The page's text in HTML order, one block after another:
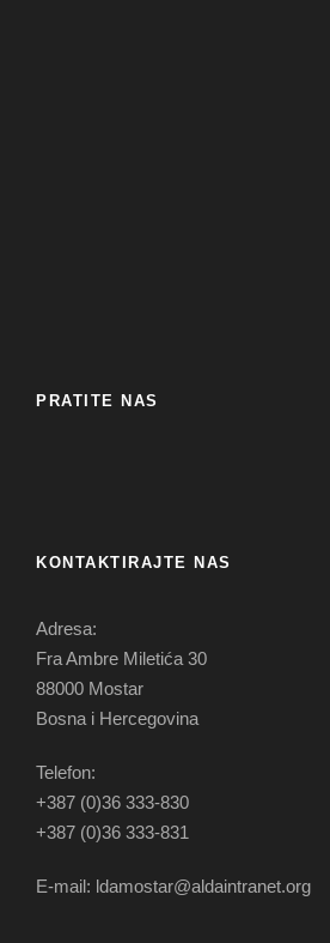
PRATITE NAS
KONTAKTIRAJTE NAS
Adresa:
Fra Ambre Miletića 30
88000 Mostar
Bosna i Hercegovina
Telefon:
+387 (0)36 333-830
+387 (0)36 333-831
E-mail: ldamostar@aldaintranet.org